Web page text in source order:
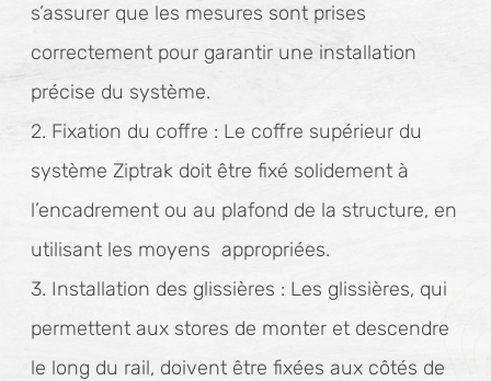
s’assurer que les mesures sont prises
correctement pour garantir une installation
précise du système.
2. Fixation du coffre : Le coffre supérieur du
système Ziptrak doit être fixé solidement à
l’encadrement ou au plafond de la structure, en
utilisant les moyens appropriées.
3. Installation des glissières : Les glissières, qui
permettent aux stores de monter et descendre
le long du rail, doivent être fixées aux côtés de